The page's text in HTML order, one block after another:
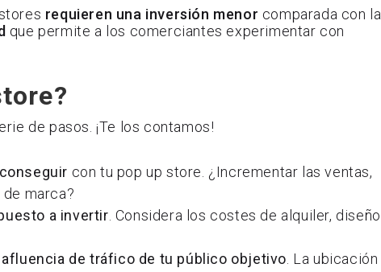
requieren una inversión menor comparada con
que permite a los comerciantes experimentar con
de pasos. ¡Te los contamos!
con tu pop up store. ¿Incrementar las ventas,
marca?
a invertir . Considera los costes de alquiler,
de tráfico de tu público objetivo . La ubicación